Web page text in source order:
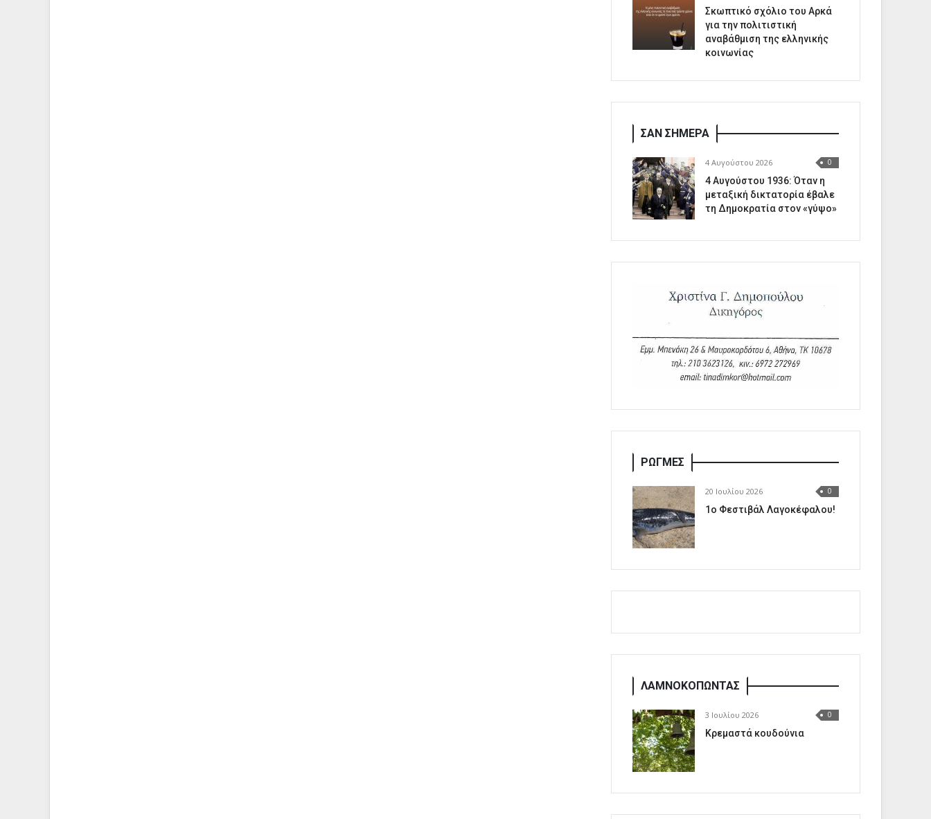
Σκωπτικό σχόλιο του Αρκά
για την πολιτιστική
αναβάθμιση της ελληνικής
κοινωνίας
ΣΑΝ ΣΗΜΕΡΑ
4 Αυγούστου 2026 0
4 Αυγούστου 1936: Όταν η
μεταξική δικτατορία έβαλε
τη Δημοκρατία στον «γύψο»
ΡΩΓΜΕΣ
20 Ιουλίου 2026 0
1o Φεστιβάλ Λαγοκέφαλου!
ΛΑΜΝΟΚΟΠΩΝΤΑΣ
3 Ιουλίου 2026 0
Κρεμαστά κουδούνια